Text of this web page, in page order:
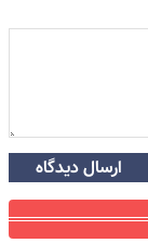
ارسال دیدگاه